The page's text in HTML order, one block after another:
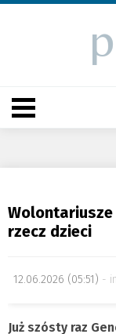
Wolontariusze
rzecz dzieci
12.06.2026 (05:51)
Już szósty raz